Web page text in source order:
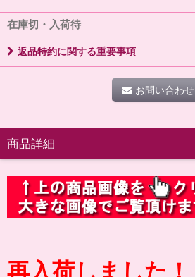
在庫切・入荷待
返品特約に関する重要事項
お問い合わせ
商品詳細
再入荷しました！